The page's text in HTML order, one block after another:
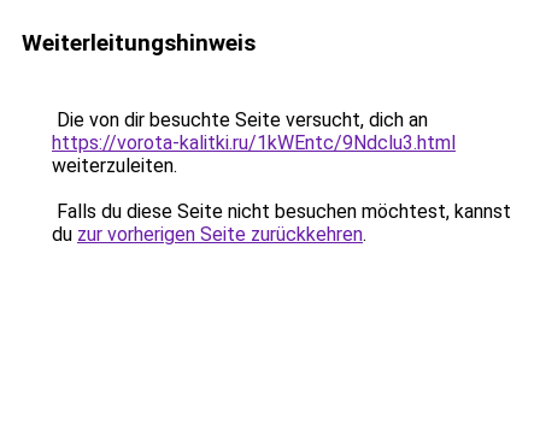
Weiterleitungshinweis
Die von dir besuchte Seite versucht, dich an
https://vorota-kalitki.ru/1kWEntc/9Ndclu3.html
weiterzuleiten.
Falls du diese Seite nicht besuchen möchtest, kannst
du zur vorherigen Seite zurückkehren.